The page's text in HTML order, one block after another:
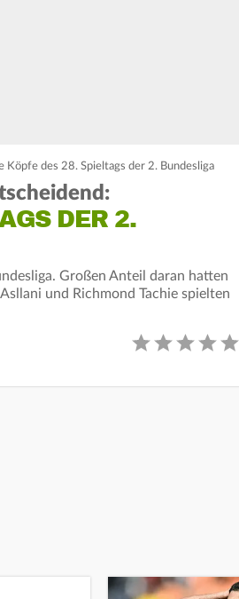
des 28. Spieltags der 2. Bundesliga
DER 2.
Großen Anteil daran hatten
und Richmond Tachie spielten